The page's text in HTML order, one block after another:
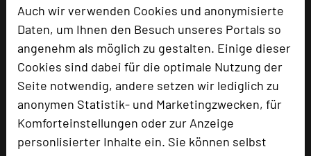
Auch wir verwenden Cookies und anonymisierte
Daten, um Ihnen den Besuch unseres Portals so
angenehm als möglich zu gestalten. Einige dieser
Cookies sind dabei für die optimale Nutzung der
Seite notwendig, andere setzen wir lediglich zu
anonymen Statistik- und Marketingzwecken, für
Komforteinstellungen oder zur Anzeige
personlisierter Inhalte ein. Sie können selbst
Hotel Riesengebirge
Marktplatz 14
90616 Neuhof an der Zenn
phone
+49 9107 924410